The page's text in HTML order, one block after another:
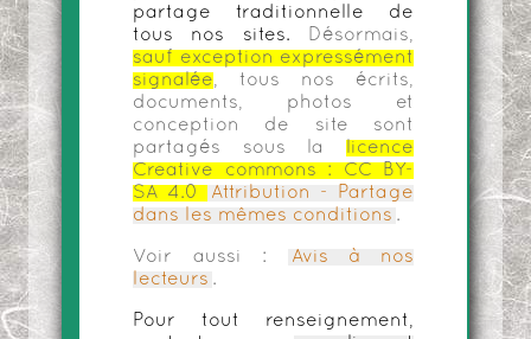
partage traditionnelle de
tous nos sites.
Désormais,
sauf exception expressément
signalée , tous nos écrits,
documents, photos et
conception de site sont
partagés sous la
licence
Creative commons :
CC BY-
SA 4.0
Attribution - Partage
dans les mêmes conditions .
Voir aussi :
Avis à nos
lecteurs .
Pour tout renseignement,